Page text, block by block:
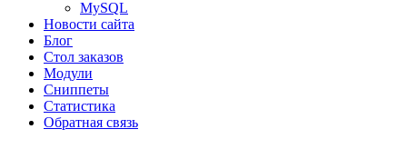
MySQL
Новости сайта
Блог
Стол заказов
Модули
Сниппеты
Статистика
Обратная связь